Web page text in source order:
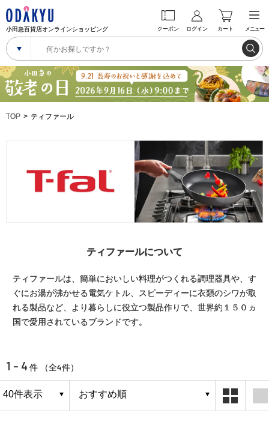
小田急百貨店オンラインショッピング クーポン ログイン カート メニュー
TOP ティファール
ティファールについて
ティファールは、簡単においしい料理がつくれる調理器具や、す
ぐにお湯が沸かせる電気ケトル、スピーディーに衣類のシワが取
れる製品など、より暮らしに役立つ製品作りで、世界約１５０ヵ
国で愛用されているブランドです。
1 - 4 件 （全4件）